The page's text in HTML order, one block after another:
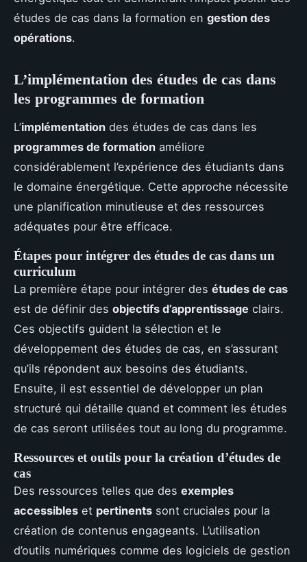
études de cas dans la formation en gestion des
opérations.
L’implémentation des études de cas dans
les programmes de formation
L’implémentation des études de cas dans les
programmes de formation améliore
considérablement l’expérience des étudiants dans
le domaine énergétique. Cette approche nécessite
une planification minutieuse et des ressources
adéquates pour être efficace.
Étapes pour intégrer des études de cas dans un
curriculum
La première étape pour intégrer des études de cas
est de définir des objectifs d’apprentissage clairs.
Ces objectifs guident la sélection et le
développement des études de cas, en s’assurant
qu’ils répondent aux besoins des étudiants.
Ensuite, il est essentiel de développer un plan
structuré qui détaille quand et comment les études
de cas seront utilisées tout au long du programme.
Ressources et outils pour la création d’études de
cas
Des ressources telles que des exemples
accessibles et pertinents sont cruciales pour la
création de contenus engageants. L’utilisation
d’outils numériques comme des logiciels de gestion